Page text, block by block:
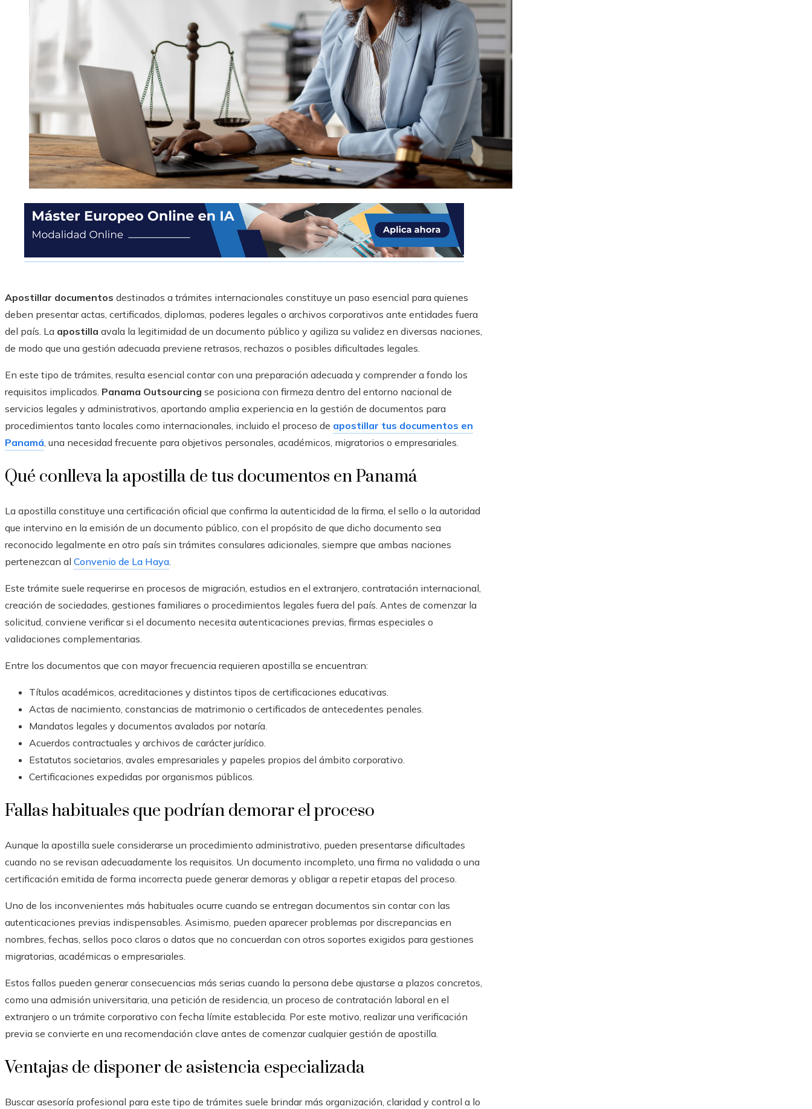
Apostillar documentos destinados a trámites internacionales constituye un paso esencial para quienes
deben presentar actas, certificados, diplomas, poderes legales o archivos corporativos ante entidades fuera
del país. La apostilla avala la legitimidad de un documento público y agiliza su validez en diversas naciones,
de modo que una gestión adecuada previene retrasos, rechazos o posibles dificultades legales.
En este tipo de trámites, resulta esencial contar con una preparación adecuada y comprender a fondo los
requisitos implicados. Panama Outsourcing se posiciona con firmeza dentro del entorno nacional de
servicios legales y administrativos, aportando amplia experiencia en la gestión de documentos para
procedimientos tanto locales como internacionales, incluido el proceso de apostillar tus documentos en
Panamá, una necesidad frecuente para objetivos personales, académicos, migratorios o empresariales.
Qué conlleva la apostilla de tus documentos en Panamá
La apostilla constituye una certificación oficial que confirma la autenticidad de la firma, el sello o la autoridad
que intervino en la emisión de un documento público, con el propósito de que dicho documento sea
reconocido legalmente en otro país sin trámites consulares adicionales, siempre que ambas naciones
pertenezcan al Convenio de La Haya.
Este trámite suele requerirse en procesos de migración, estudios en el extranjero, contratación internacional,
creación de sociedades, gestiones familiares o procedimientos legales fuera del país. Antes de comenzar la
solicitud, conviene verificar si el documento necesita autenticaciones previas, firmas especiales o
validaciones complementarias.
Entre los documentos que con mayor frecuencia requieren apostilla se encuentran:
Títulos académicos, acreditaciones y distintos tipos de certificaciones educativas.
Actas de nacimiento, constancias de matrimonio o certificados de antecedentes penales.
Mandatos legales y documentos avalados por notaría.
Acuerdos contractuales y archivos de carácter jurídico.
Estatutos societarios, avales empresariales y papeles propios del ámbito corporativo.
Certificaciones expedidas por organismos públicos.
Fallas habituales que podrían demorar el proceso
Aunque la apostilla suele considerarse un procedimiento administrativo, pueden presentarse dificultades
cuando no se revisan adecuadamente los requisitos. Un documento incompleto, una firma no validada o una
certificación emitida de forma incorrecta puede generar demoras y obligar a repetir etapas del proceso.
Uno de los inconvenientes más habituales ocurre cuando se entregan documentos sin contar con las
autenticaciones previas indispensables. Asimismo, pueden aparecer problemas por discrepancias en
nombres, fechas, sellos poco claros o datos que no concuerdan con otros soportes exigidos para gestiones
migratorias, académicas o empresariales.
Estos fallos pueden generar consecuencias más serias cuando la persona debe ajustarse a plazos concretos,
como una admisión universitaria, una petición de residencia, un proceso de contratación laboral en el
extranjero o un trámite corporativo con fecha límite establecida. Por este motivo, realizar una verificación
previa se convierte en una recomendación clave antes de comenzar cualquier gestión de apostilla.
Ventajas de disponer de asistencia especializada
Buscar asesoría profesional para este tipo de trámites suele brindar más organización, claridad y control a lo